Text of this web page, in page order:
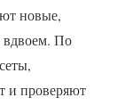
новые,
вдвоем. По
и проверяют